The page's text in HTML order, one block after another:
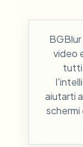
video
aiutarti
schermi